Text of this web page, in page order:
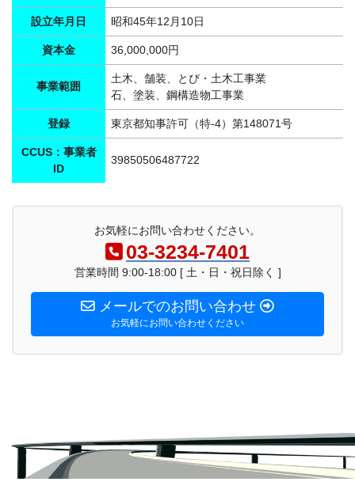
設立年月日 昭和45年12月10日
資本金 36,000,000円
事業範囲
土木、舗装、とび・土木工事業
石、塗装、鋼構造物工事業
登録 東京都知事許可（特-4）第148071号
CCUS：事業者
ID
39850506487722
お気軽にお問い合わせください。
03-3234-7401
営業時間 9:00-18:00 [ 土・日・祝日除く ]
メールでのお問い合わせ
お気軽にお問い合わせください